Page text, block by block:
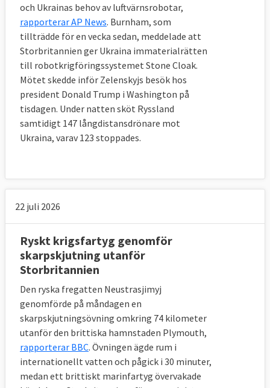
och Ukrainas behov av luftvärnsrobotar,
rapporterar AP News. Burnham, som
tillträdde för en vecka sedan, meddelade att
Storbritannien ger Ukraina immaterialrätten
till robotkrigföringssystemet Stone Cloak.
Mötet skedde inför Zelenskyjs besök hos
president Donald Trump i Washington på
tisdagen. Under natten sköt Ryssland
samtidigt 147 långdistansdrönare mot
Ukraina, varav 123 stoppades.
22 juli 2026
Ryskt krigsfartyg genomför
skarpskjutning utanför
Storbritannien
Den ryska fregatten Neustrasjimyj
genomförde på måndagen en
skarpskjutningsövning omkring 74 kilometer
utanför den brittiska hamnstaden Plymouth,
rapporterar BBC. Övningen ägde rum i
internationellt vatten och pågick i 30 minuter,
medan ett brittiskt marinfartyg övervakade